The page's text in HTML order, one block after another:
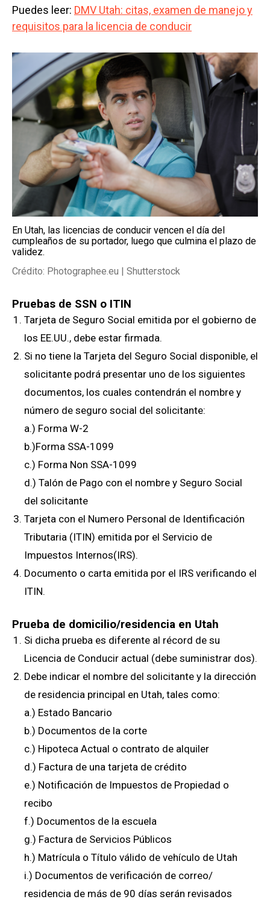
Puedes leer: DMV Utah: citas, examen de manejo y
requisitos para la licencia de conducir
En Utah, las licencias de conducir vencen el día del
cumpleaños de su portador, luego que culmina el plazo de
validez.
Crédito: Photographee.eu | Shutterstock
Pruebas de SSN o ITIN
Tarjeta de Seguro Social emitida por el gobierno de
los EE.UU., debe estar firmada.
Si no tiene la Tarjeta del Seguro Social disponible, el
solicitante podrá presentar uno de los siguientes
documentos, los cuales contendrán el nombre y
número de seguro social del solicitante:
a.) Forma W-2
b.)Forma SSA-1099
c.) Forma Non SSA-1099
d.) Talón de Pago con el nombre y Seguro Social
del solicitante
Tarjeta con el Numero Personal de Identificación
Tributaria (ITIN) emitida por el Servicio de
Impuestos Internos(IRS).
Documento o carta emitida por el IRS verificando el
ITIN.
Prueba de domicilio/residencia en Utah
Si dicha prueba es diferente al récord de su
Licencia de Conducir actual (debe suministrar dos).
Debe indicar el nombre del solicitante y la dirección
de residencia principal en Utah, tales como:
a.) Estado Bancario
b.) Documentos de la corte
c.) Hipoteca Actual o contrato de alquiler
d.) Factura de una tarjeta de crédito
e.) Notificación de Impuestos de Propiedad o
recibo
f.) Documentos de la escuela
g.) Factura de Servicios Públicos
h.) Matrícula o Título válido de vehículo de Utah
i.) Documentos de verificación de correo/
residencia de más de 90 días serán revisados